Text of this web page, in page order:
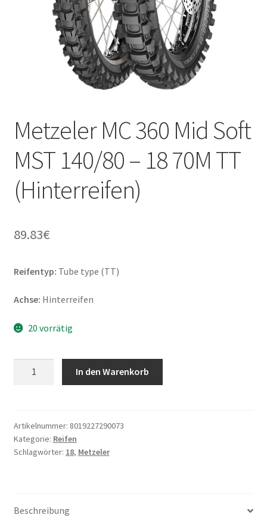
Metzeler MC 360 Mid Soft
MST 140/80 – 18 70M TT
(Hinterreifen)
89.83€
Reifentyp: Tube type (TT)
Achse: Hinterreifen
20 vorrätig
Soft
MST
140/80
TT
In den Warenkorb
Artikelnummer: 8019227290073
Kategorie: Reifen
Schlagwörter: 18, Metzeler
Beschreibung